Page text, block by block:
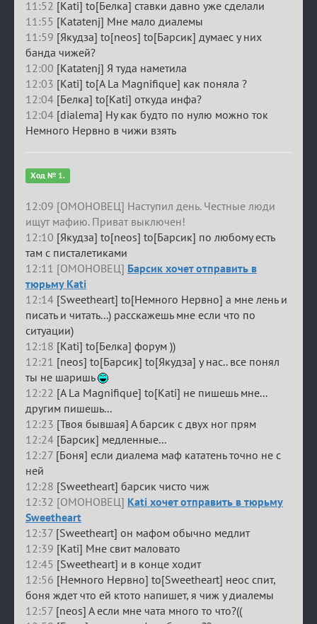
11:52 [Kati] to[Белка] ставки давно уже сделали
11:55 [Katatenj] Мне мало диалемы
11:59 [Якудза] to[neos] to[Барсик] думаес у них
банда чижей?
12:00 [Katatenj] Я туда наметила
12:03 [Kati] to[A La Magnifique] как поняла ?
12:04 [Белка] to[Kati] откуда инфа?
12:04 [dialema] Ну как будто по нулю можно ток
Немного Нервно в чижи взять
Ход № 1.
12:09 [ОМОНОВЕЦ] Наступил день. Честные люди
ищут мафию. Приват выключен!
12:10 [Якудза] to[neos] to[Барсик] по любому есть
там с писталетиками
12:11 [ОМОНОВЕЦ] Барсик хочет отправить в
тюрьму Kati
12:14 [Sweetheart] to[Немного Нервно] а мне лень и
писать и читать...) расскажешь мне если что по
ситуации)
12:18 [Kati] to[Белка] форум ))
12:21 [neos] to[Барсик] to[Якудза] у нас.. все понял
ты не шаришь
12:22 [A La Magnifique] to[Kati] не пишешь мне...
другим пишешь...
12:23 [Твоя бывшая] А барсик с двух ног прям
12:24 [Барсик] медленные...
12:27 [Боня] если диалема маф кататень точно не с
ней
12:28 [Sweetheart] барсик чисто чиж
12:32 [ОМОНОВЕЦ] Kati хочет отправить в тюрьму
Sweetheart
12:37 [Sweetheart] он мафом обычно медлит
12:39 [Kati] Мне свит маловато
12:45 [Sweetheart] и в конце ходит
12:56 [Немного Нервно] to[Sweetheart] неос спит,
боня ждет что ей ктото напишет, я чиж у диалемы
12:57 [neos] А если мне чата много то что?((